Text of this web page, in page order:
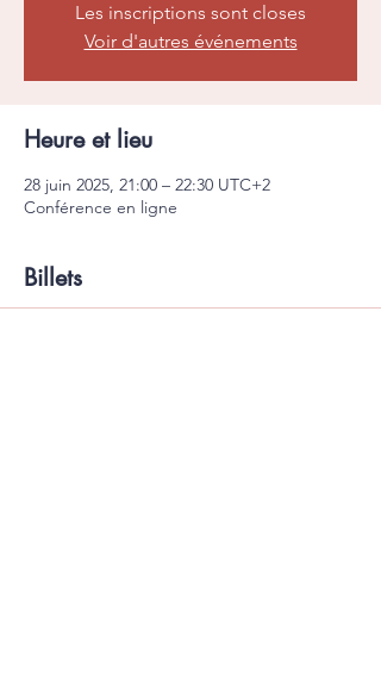
Les inscriptions sont closes
Voir d'autres événements
Heure et lieu
28 juin 2025, 21:00 – 22:30 UTC+2
Conférence en ligne
Billets